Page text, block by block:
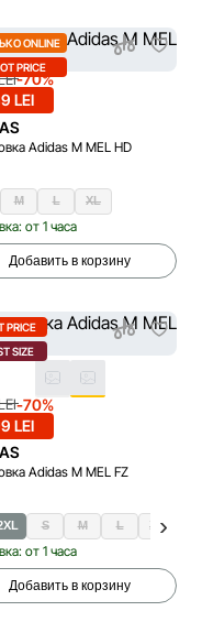
ONLINE
PRICE
-70%
LEI
Adidas M MEL HD
M L XL
от 1 часа
Добавить в корзину
PRICE
SIZE
-70%
LEI
Adidas M MEL FZ
S M L XL
от 1 часа
Добавить в корзину